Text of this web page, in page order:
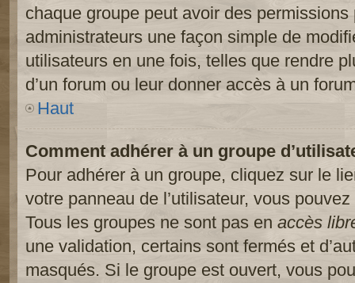
chaque groupe peut avoir des
administrateurs une façon simple de
utilisateurs en une fois, telles que rendre
d’un forum ou leur donner accès à un
Haut
Comment adhérer à un groupe
Pour adhérer à un groupe, cliquez sur le
votre panneau de l’utilisateur, vous
Tous les groupes ne sont pas en accès
une validation, certains sont fermés et
masqués. Si le groupe est ouvert, vous